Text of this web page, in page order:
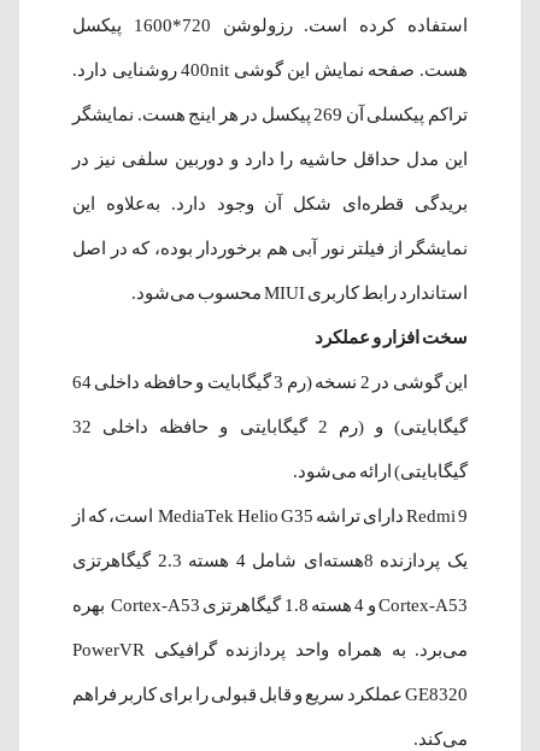
استفاده کرده است. رزولوشن 720*1600 پیکسل
هست. صفحه نمایش این گوشی 400nit روشنایی دارد.
تراکم پیکسلی آن 269 پیکسل در هر اینج هست. نمایشگر
این مدل حداقل حاشیه را دارد و دوربین سلفی نیز در
بریدگی قطره‌ای شکل آن وجود دارد. به‌علاوه این
نمایشگر از فیلتر نور آبی هم برخوردار بوده، که در اصل
استاندارد رابط کاربری MIUI محسوب می‌شود.
سخت افزار و عملکرد
این گوشی در 2 نسخه (رم 3 گیگابایت و حافظه داخلی 64
گیگابایتی) و (رم 2 گیگابایتی و حافظه داخلی 32
گیگابایتی) ارائه می‌شود.
Redmi 9 دارای تراشه MediaTek Helio G35 است، که از
یک پردازنده 8هسته‌ای شامل 4 هسته 2.3 گیگاهرتزی
Cortex-A53 و 4 هسته 1.8 گیگاهرتزی Cortex-A53 بهره
‌می‌برد. به‌ همراه واحد پردازنده گرافیکی PowerVR
GE8320 عملکرد سریع و قابل قبولی را برای کاربر فراهم
می‌کند.